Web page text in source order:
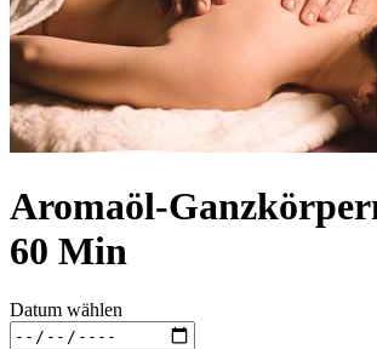
Aromaöl-
60 Min
Datum wählen